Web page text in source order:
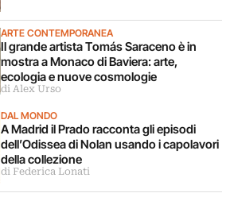
ARTE CONTEMPORANEA
Il grande artista Tomás Saraceno è in
mostra a Monaco di Baviera: arte,
ecologia e nuove cosmologie
di Alex Urso
DAL MONDO
A Madrid il Prado racconta gli episodi
dell’Odissea di Nolan usando i capolavori
della collezione
di Federica Lonati